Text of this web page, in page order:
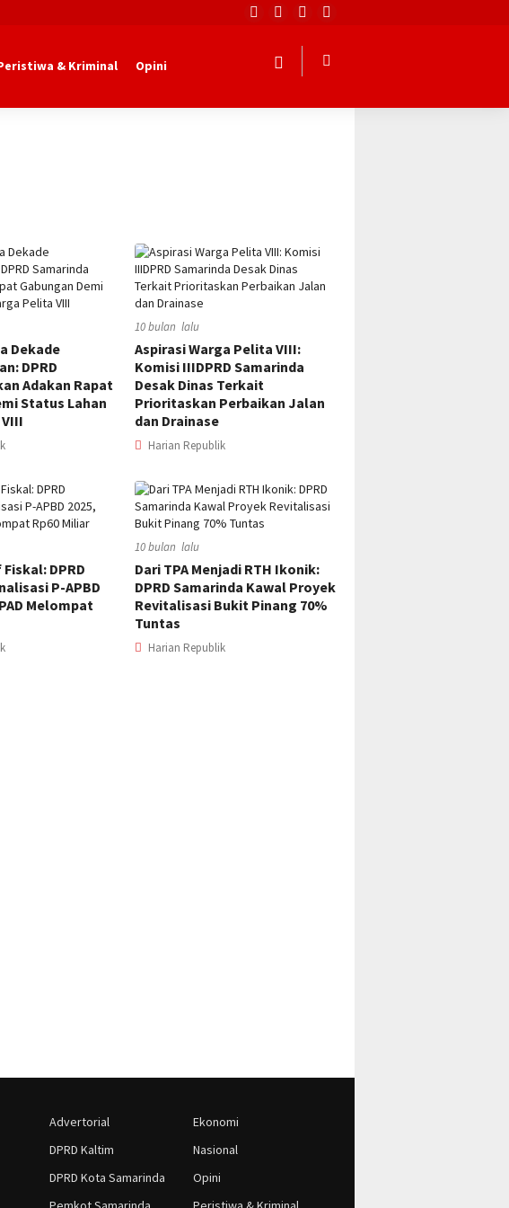
& Kriminal Opini
Dekade
DPRD
Adakan Rapat
Status Lahan
10 bulan lalu
Aspirasi Warga Pelita VIII:
Komisi IIIDPRD Samarinda
Desak Dinas Terkait
Prioritaskan Perbaikan Jalan
dan Drainase
Harian Republik
DPRD
P-APBD
Melompat
10 bulan lalu
Dari TPA Menjadi RTH Ikonik:
DPRD Samarinda Kawal Proyek
Revitalisasi Bukit Pinang 70%
Tuntas
Harian Republik
Advertorial
DPRD Kaltim
DPRD Kota Samarinda
Ekonomi
Nasional
Opini